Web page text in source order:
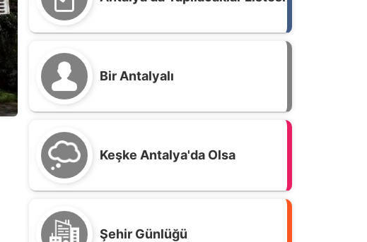
Bir Antalyalı
Keşke Antalya'da Olsa
Şehir Günlüğü